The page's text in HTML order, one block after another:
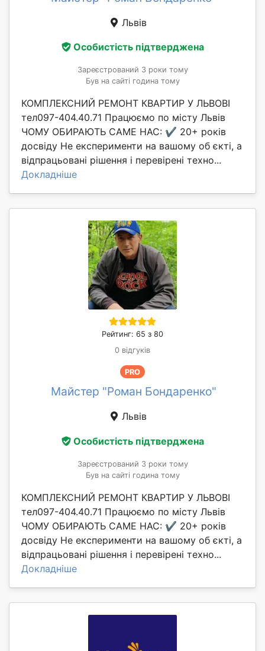
Львів
Особистість підтверджена
Зареєстрований 3 роки тому
Був на сайті година тому
КОМПЛЕКСНИЙ РЕМОНТ КВАРТИР У ЛЬВОВІ
тел097-404.40.71 Працюємо по місту Львів
ЧОМУ ОБИРАЮТЬ САМЕ НАС: ✔️ 20+ років
досвіду Не експерименти на вашому об єкті, а
відпрацьовані рішення і перевірені техно...
Докладніше
Рейтинг: 65 з 80
0 відгуків
PRO
Майстер "Роман Бондаренко"
Львів
Особистість підтверджена
Зареєстрований 3 роки тому
Був на сайті година тому
КОМПЛЕКСНИЙ РЕМОНТ КВАРТИР У ЛЬВОВІ
тел097-404.40.71 Працюємо по місту Львів
ЧОМУ ОБИРАЮТЬ САМЕ НАС: ✔️ 20+ років
досвіду Не експерименти на вашому об єкті, а
відпрацьовані рішення і перевірені техно...
Докладніше